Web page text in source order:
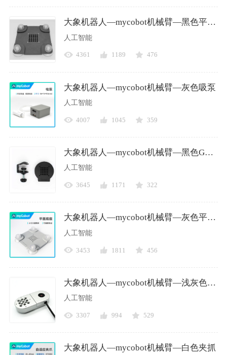
大象机器人—mycobot机械臂—黑色平面底座
人工智能
4361 1189 476
大象机器人—mycobot机械臂—灰色吸泵
人工智能
4007 1045 359
大象机器人—mycobot机械臂—黑色G型底座
人工智能
3645 1171 322
大象机器人—mycobot机械臂—灰色平面底座
人工智能
3453 1811 456
大象机器人—mycobot机械臂—浅灰色摄像头法兰
人工智能
3307 994 529
大象机器人—mycobot机械臂—白色夹抓